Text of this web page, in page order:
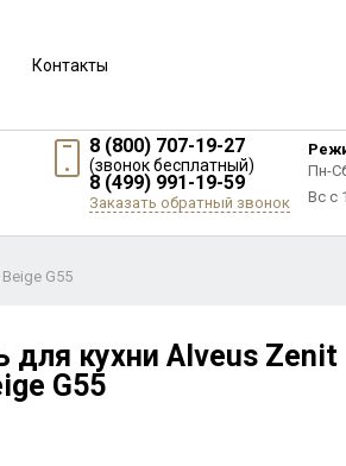
Контакты
8 (800) 707-19-27
(звонок бесплатный)
8 (499) 991-19-59
Заказать обратный звонок
Пн-
Вс с
G55
для кухни Alveus Zenit
G55